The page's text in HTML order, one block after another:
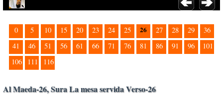
0 5 10 15 20 23 24 25 26 27 28 29
36
41
46 51 56 61 66 71 76 81 86 91 96
101
106
111 116
Al Maeda-26, Sura La mesa servida Verso-26